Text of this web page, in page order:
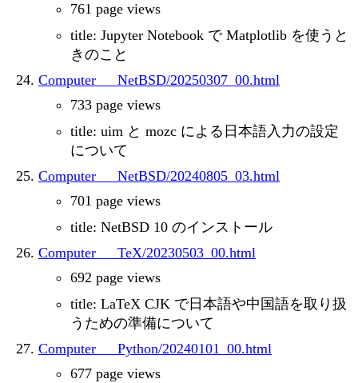
761 page views
title: Jupyter Notebook で Matplotlib を使うと
きのこと
Computer___NetBSD/20250307_00.html
733 page views
title: uim と mozc による日本語入力の設定
について
Computer___NetBSD/20240805_03.html
701 page views
title: NetBSD 10 のインストール
Computer___TeX/20230503_00.html
692 page views
title: LaTeX CJK で日本語や中国語を取り扱
うための準備について
Computer___Python/20240101_00.html
677 page views